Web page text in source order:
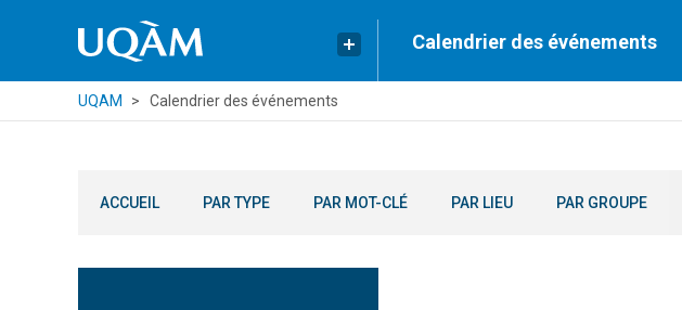
Calendrier des événements
UQAM Calendrier des événements
ACCUEIL PAR TYPE PAR MOT-CLÉ PAR LIEU PAR GROUPE